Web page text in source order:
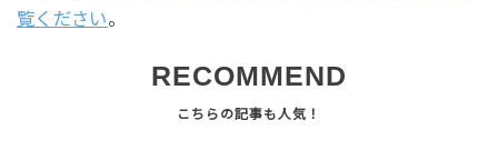
覧ください。
RECOMMEND